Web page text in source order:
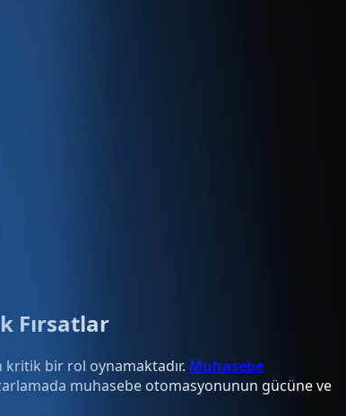
Fırsatlar
kritik bir rol oynamaktadır. Muhasebe
muhasebe otomasyonunun gücüne ve